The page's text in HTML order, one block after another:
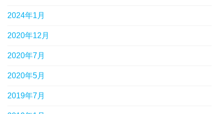
2024年1月
2020年12月
2020年7月
2020年5月
2019年7月